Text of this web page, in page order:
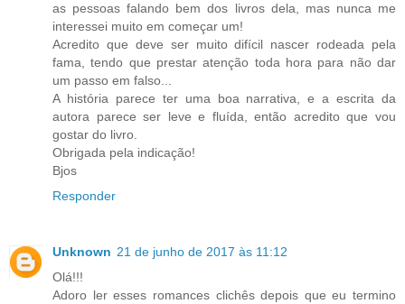
as pessoas falando bem dos livros dela, mas nunca me
interessei muito em começar um!
Acredito que deve ser muito difícil nascer rodeada pela
fama, tendo que prestar atenção toda hora para não dar
um passo em falso...
A história parece ter uma boa narrativa, e a escrita da
autora parece ser leve e fluída, então acredito que vou
gostar do livro.
Obrigada pela indicação!
Bjos
Responder
Unknown 21 de junho de 2017 às 11:12
Olá!!!
Adoro ler esses romances clichês depois que eu termino